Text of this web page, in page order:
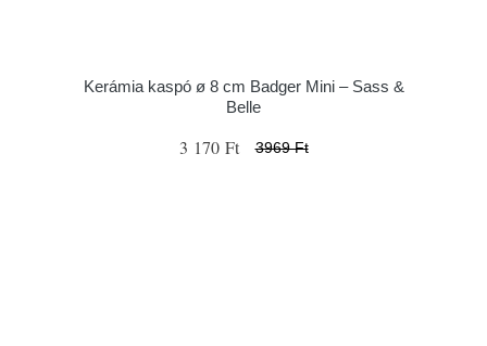
Kerámia kaspó ø 8 cm Badger Mini – Sass &
Belle
3 170 Ft 3969 Ft